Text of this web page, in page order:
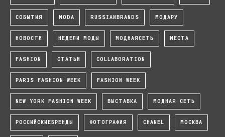
СОБЫТИЯ MODA RUSSIANBRANDS МОДАРУ
НОВОСТИ НЕДЕЛИ МОДЫ МОДНАЯСЕТЬ МЕСТА
FASHION СТАТЬИ COLLABORATION
PARIS FASHION WEEK FASHION WEEK
NEW YORK FASHION WEEK ВЫСТАВКА МОДНАЯ СЕТЬ
РОССИЙСКИЕБРЕНДЫ ФОТОГРАФИЯ CHANEL МОСКВА